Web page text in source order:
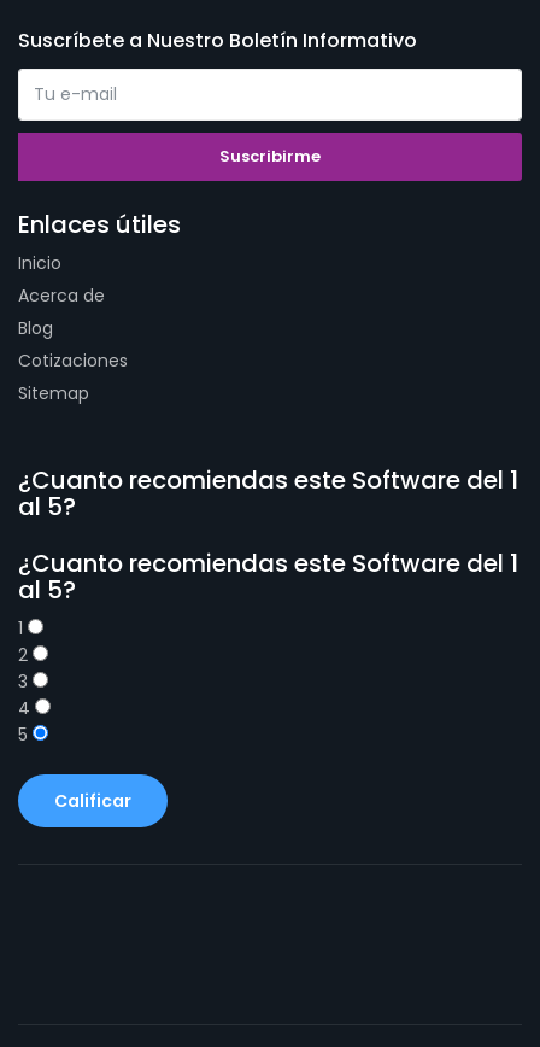
Suscríbete a Nuestro Boletín Informativo
Enlaces útiles
Inicio
Acerca de
Blog
Cotizaciones
Sitemap
¿Cuanto recomiendas este Software del 1
al 5?
¿Cuanto recomiendas este Software del 1
al 5?
1
2
3
4
5
Calificar